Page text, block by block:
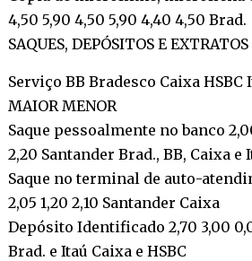
4,50 5,90 4,50 5,90 4,40 4,50 Brad.
SAQUES, DEPÓSITOS E EXTRATOS
Serviço BB Bradesco Caixa HSBC
MAIOR MENOR
Saque pessoalmente no banco
2,20 Santander Brad., BB, Caixa e
Saque no terminal de auto-
2,05 1,20 2,10 Santander Caixa
Depósito Identificado 2,70 3,00
Brad. e Itaú Caixa e HSBC